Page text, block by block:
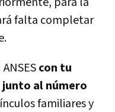
falta completar
con tu
junto al número
familiares y